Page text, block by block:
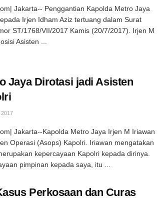
Jakarta-- Penggantian Kapolda Metro Jaya
Irjen Idham Aziz tertuang dalam Surat
ST/1768/VII/2017 Kamis (20/7/2017). Irjen M
Asisten ...
Jaya Dirotasi jadi Asisten
2017
Jakarta--Kapolda Metro Jaya Irjen M Iriawan
Operasi (Asops) Kapolri. Iriawan mengatakan
kepercayaan Kapolri kepada dirinya.
pimpinan kepada saya, itu ...
Perkosaan dan Curas